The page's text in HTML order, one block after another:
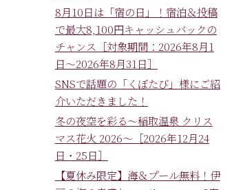
8月10日は「宿の日」！宿泊＆投稿
で最大8,100円キャッシュバックの
チャンス［対象期間：2026年8月1
日～2026年8月31日］
SNSで話題の「くぼたび」様にご紹
介いただきました！
冬の夜空を彩る～稲取温泉 クリス
マス花火 2026～［2026年12月24
日・25日］
【夏休み限定】海＆プール無料！伊